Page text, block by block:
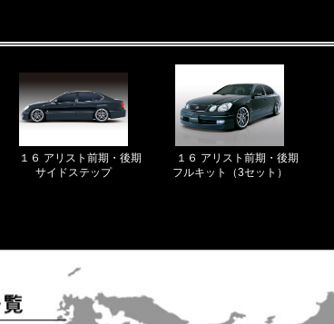
１６ アリスト前期・後期
サイドステップ
１６ アリスト前期・後期
フルキット（3セット）